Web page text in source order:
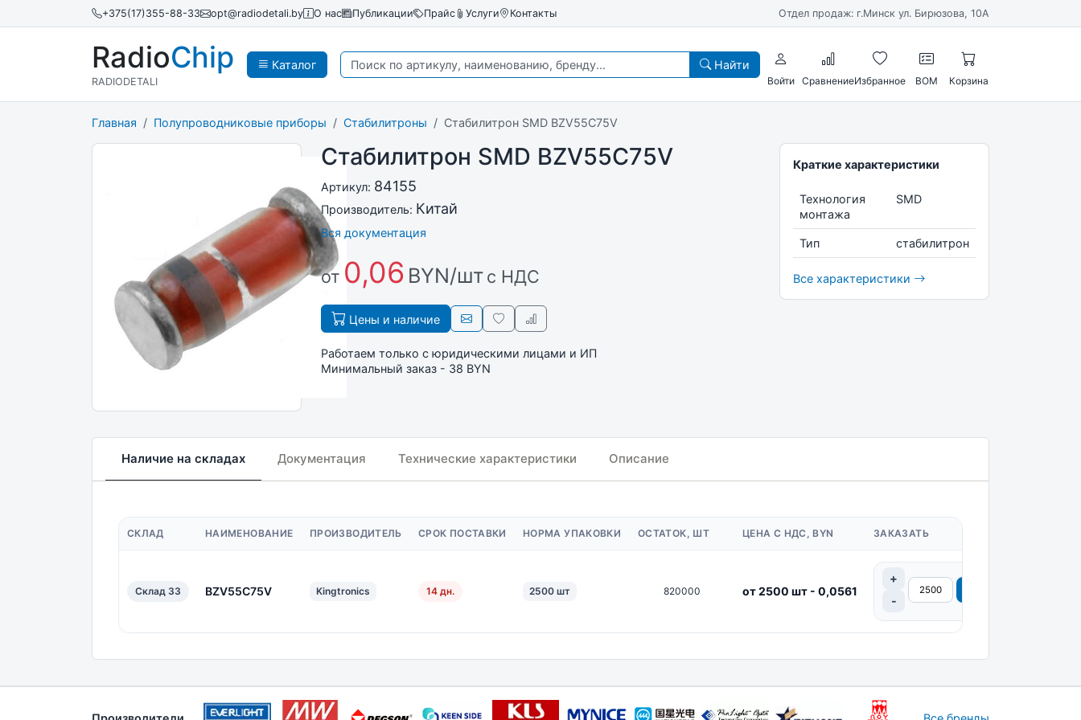
+375(17)355-88-33 opt@radiodetali.by О нас Публикации Прайс Услуги Контакты Отдел продаж: г.Минск ул. Бирюзова, 10А
Каталог
RadioChip
RADIODETALI
Найти
Войти СравнениеИзбранное BOM Корзина
Главная Полупроводниковые приборы Стабилитроны Стабилитрон SMD BZV55C75V
Стабилитрон SMD BZV55C75V
Артикул: 84155
Производитель: Китай
Вся документация
от 0,06 BYN/штс НДС
Цены и наличие
Работаем только с юридическими лицами и ИП
Минимальный заказ - 38 BYN
Краткие характеристики
Технология
монтажа
SMD
Тип стабилитрон
Все характеристики
Наличие на складах Документация Технические характеристики Описание
СКЛАД НАИМЕНОВАНИЕ ПРОИЗВОДИТЕЛЬ СРОК ПОСТАВКИ НОРМА УПАКОВКИ ОСТАТОК, ШТ ЦЕНА С НДС, BYN ЗАКАЗАТЬ
Склад 33 BZV55C75V Kingtronics 14 дн. 2500 шт 820000 от 2500 шт - 0,0561